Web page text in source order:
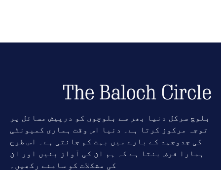
بلوچ سرکل دنیا بھر سے بلوچوں کو درپیش مسائل پر
توجہ مرکوز کرتا ہے۔ دنیا اس وقت ہماری کمیونٹی
کی جدوجہد کے بارے میں بہت کم جانتی ہے۔ اس طرح
ہمارا فرض بنتا ہے کہ ہم ان کی آواز بنیں اور ان
کی مشکلات کو سامنے رکھیں۔